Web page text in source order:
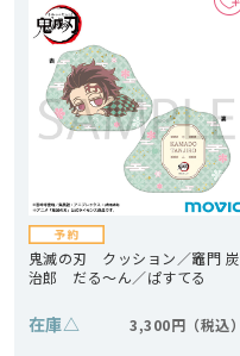
鬼滅の刃 クッション／竈門 炭
治郎 だる～ん／ぱすてる
在庫△ 3,300円